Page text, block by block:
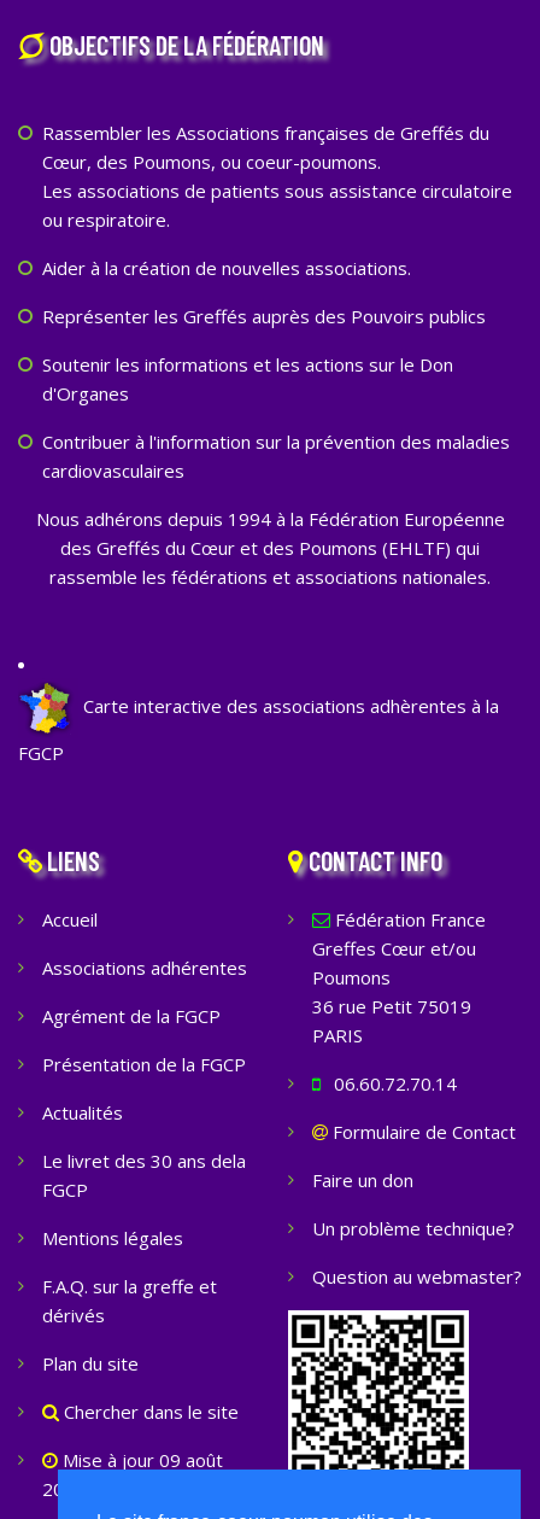
OBJECTIFS DE LA FÉDÉRATION
Rassembler les Associations françaises de Greffés du
Cœur, des Poumons, ou coeur-poumons.
Les associations de patients sous assistance circulatoire
ou respiratoire.
Aider à la création de nouvelles associations.
Représenter les Greffés auprès des Pouvoirs publics
Soutenir les informations et les actions sur le Don
d'Organes
Contribuer à l'information sur la prévention des maladies
cardiovasculaires
Nous adhérons depuis 1994 à la Fédération Européenne
des Greffés du Cœur et des Poumons (EHLTF) qui
rassemble les fédérations et associations nationales.
Carte interactive des associations adhèrentes à la
FGCP
LIENS
Accueil
Associations adhérentes
Agrément de la FGCP
Présentation de la FGCP
Actualités
Le livret des 30 ans dela
FGCP
Mentions légales
F.A.Q. sur la greffe et
dérivés
Plan du site
Chercher dans le site
Mise à jour 09 août
2026
CONTACT INFO
Fédération France
Greffes Cœur et/ou
Poumons
36 rue Petit 75019
PARIS
06.60.72.70.14
Formulaire de Contact
Faire un don
Un problème technique?
Question au webmaster?